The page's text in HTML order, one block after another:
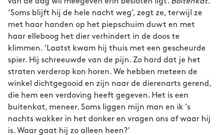
‘Soms blijft hij de hele nacht weg’, zegt ze, terwijl ze
met haar handen op het piepschuim duwt en met
haar elleboog het dier verhindert in de doos te
klimmen. ‘Laatst kwam hij thuis met een gescheurde
spier. Hij schreeuwde van de pijn. Zo hard dat je het
straten verderop kon horen. We hebben meteen de
winkel dichtgegooid en zijn naar de dierenarts gerend,
die hem een verdoving heeft gegeven. Het is een
buitenkat, meneer. Soms liggen mijn man en ik ’s
nachts wakker in het donker en vragen ons af waar hij
is. Waar gaat hij zo alleen heen?’